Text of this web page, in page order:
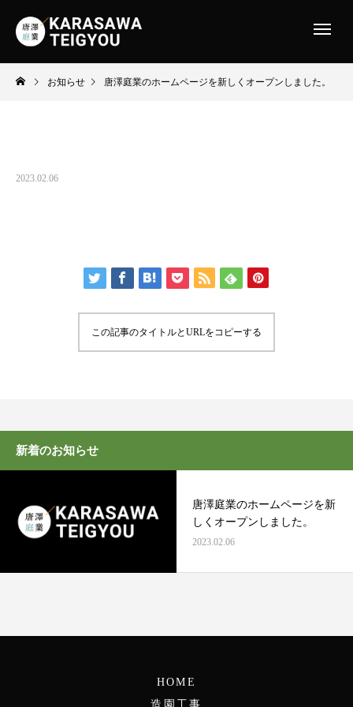
お知らせ 唐澤庭業のホームページを新しくオープンしました。
2023.02.06
この記事のタイトルとURLをコピーする
新着のお知らせ
唐澤庭業のホームページを新
しくオープンしました。
2023.02.06
HOME
造園工事